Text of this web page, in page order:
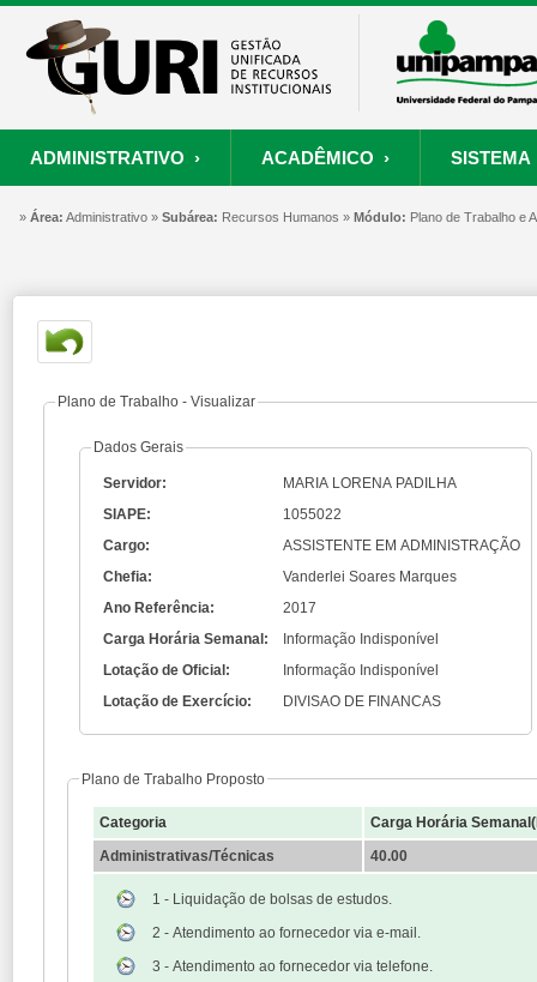
ADMINISTRATIVO ›
ORÇAMENTO E FINANÇAS RECURSOS HUMANOS PROCESSOS
Convênios
Consultar Convênios
ACADÊMICO ›
PROCESSO SELETIVO PROJETOS
Processo Seletivo
Nova Inscrição
Portal do Candidato
Autenticar Documento
SISTEMA
SISTEMA
Painel de Suporte
Resgatar Senha
» Área: Administrativo » Subárea: Recursos Humanos » Módulo: Plano de Trabalho e
Plano de Trabalho - Visualizar
Dados Gerais
Servidor:
MARIA LORENA PADILHA
SIAPE:
1055022
Cargo:
ASSISTENTE EM ADMINISTRAÇÃO
Chefia:
Vanderlei Soares Marques
Ano Referência:
2017
Carga Horária Semanal:
Informação Indisponível
Lotação de Oficial:
Informação Indisponível
Lotação de Exercício:
DIVISAO DE FINANCAS
Plano de Trabalho Proposto
Categoria
Carga Horária
Administrativas/Técnicas
40.00
1 - Liquidação de bolsas de estudos.
2 - Atendimento ao fornecedor via e-mail.
3 - Atendimento ao fornecedor via telefone.